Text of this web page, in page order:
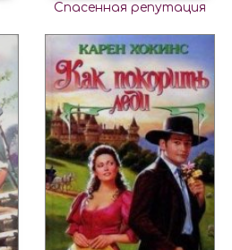
Спасенная репутация